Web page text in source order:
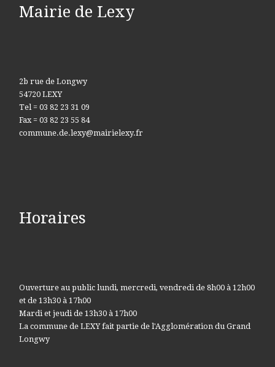
Mairie de Lexy
2b rue de Longwy
54720 LEXY
Tel = 03 82 23 31 09
Fax = 03 82 23 55 84
commune.de.lexy@mairielexy.fr
Horaires
Ouverture au public lundi, mercredi, vendredi de 8h00 à 12h00
et de 13h30 à 17h00
Mardi et jeudi de 13h30 à 17h00
La commune de LEXY fait partie de l'Agglomération du Grand
Longwy